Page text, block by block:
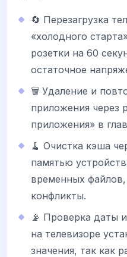
🔄 Перезагрузка
«холодного
розетки на 60
остаточное
🗑️ Удаление и
приложения через
приложения» в
🧹 Очистка кэша
памятью
временных
конфликты.
📡 Проверка даты
на телевизоре
значения, так как